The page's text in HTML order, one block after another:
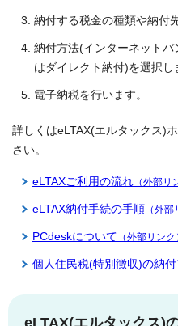
納付する税金の種類や納付
納付方法(インターネットバ
はダイレクト納付)を選択し
電子納税を行います。
詳しくはeLTAX(エルタックス)
さい。
eLTAXご利用の流れ （外部リ
eLTAX納付手続の手順 （外部
PCdeskについて （外部リンク
個人住民税(特別徴収)の納
eLTAX(エルタックス)